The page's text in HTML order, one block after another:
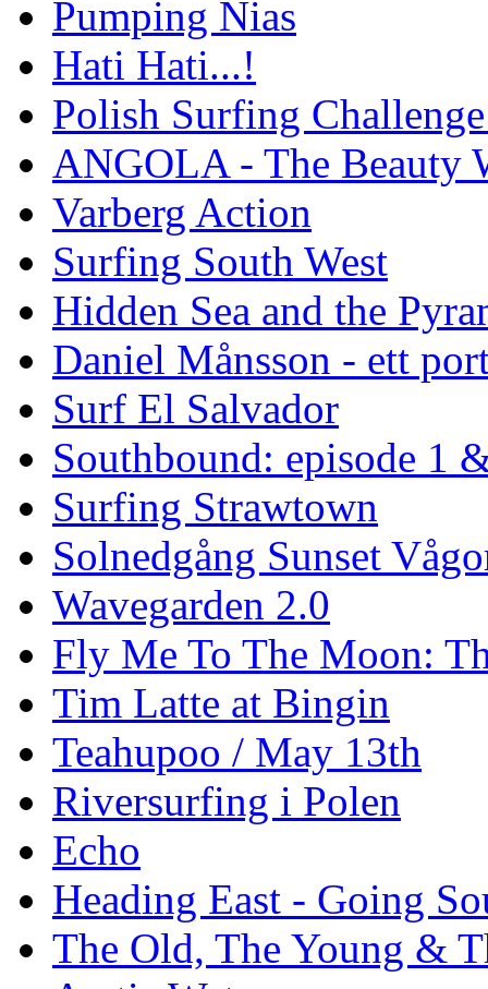
Pumping Nias
Hati Hati...!
Polish Surfing
ANGOLA - The Beauty
Varberg Action
Surfing South West
Hidden Sea and the
Daniel Månsson - ett
Surf El Salvador
Southbound: episode 1
Surfing Strawtown
Solnedgång Sunset
Wavegarden 2.0
Fly Me To The Moon:
Tim Latte at Bingin
Teahupoo / May 13th
Riversurfing i Polen
Echo
Heading East - Going
The Old, The Young &